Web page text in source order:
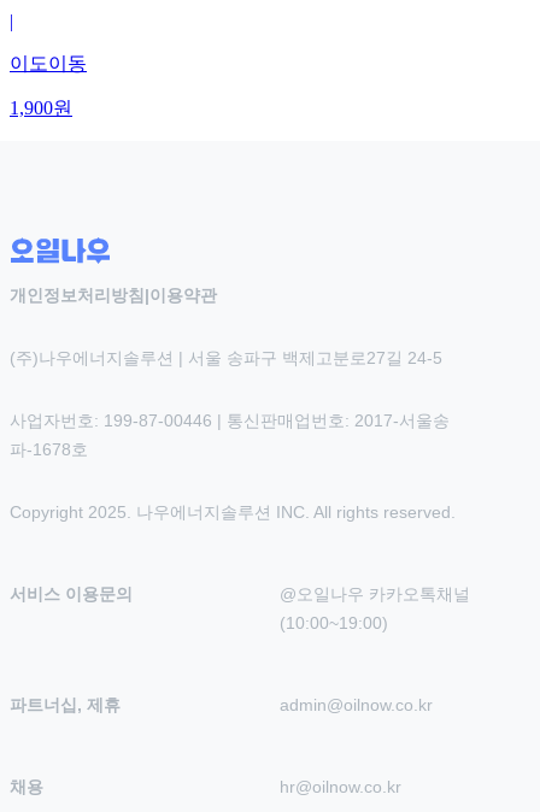
|
이도이동
1,900원
개인정보처리방침 |이용약관
(주)나우에너지솔루션 | 서울 송파구 백제고분로27길 24-5
사업자번호: 199-87-00446 | 통신판매업번호: 2017-서울송
파-1678호
Copyright 2025. 나우에너지솔루션 INC. All rights reserved.
서비스 이용문의
@오일나우 카카오톡채널
(10:00~19:00)
파트너십, 제휴 admin@oilnow.co.kr
채용 hr@oilnow.co.kr